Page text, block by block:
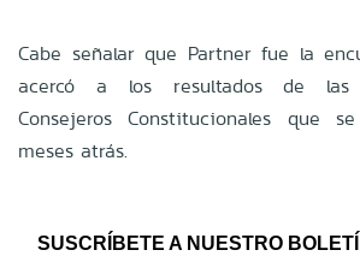
Cabe señalar que Partner fue la
acercó a los resultados de las
Consejeros Constitucionales que
meses atrás.
SUSCRÍBETE A NUESTRO